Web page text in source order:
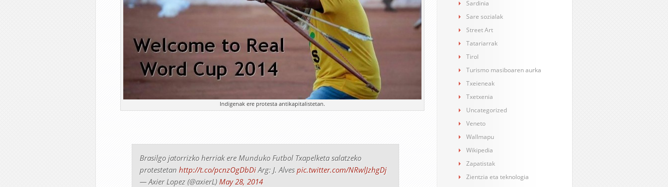
Indigenak ere protesta antikapitalistetan.
Brasilgo jatorrizko herriak ere Munduko Futbol Txapelketa salatzeko
protestetan http://t.co/pcnzOgDbDiArg: J. Alves pic.twitter.com/NRwlJzhgDj
— Axier Lopez (@axierL) May 28, 2014
Sardinia
Sare sozialak
Street Art
Tatariarrak
Tirol
Turismo masiboaren aurka
Txeieneak
Txetxenia
Uncategorized
Veneto
Wallmapu
Wikipedia
Zapatistak
Zientzia eta teknologia